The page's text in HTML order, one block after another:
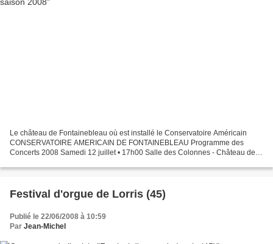
Le château de Fontainebleau où est installé le Conservatoire Américain
CONSERVATOIRE AMERICAIN DE FONTAINEBLEAU Programme des
Concerts 2008 Samedi 12 juillet • 17h00 Salle des Colonnes - Château de
Festival d'orgue de Lorris (45)
Publié le 22/06/2008 à 10:59
Par Jean-Michel